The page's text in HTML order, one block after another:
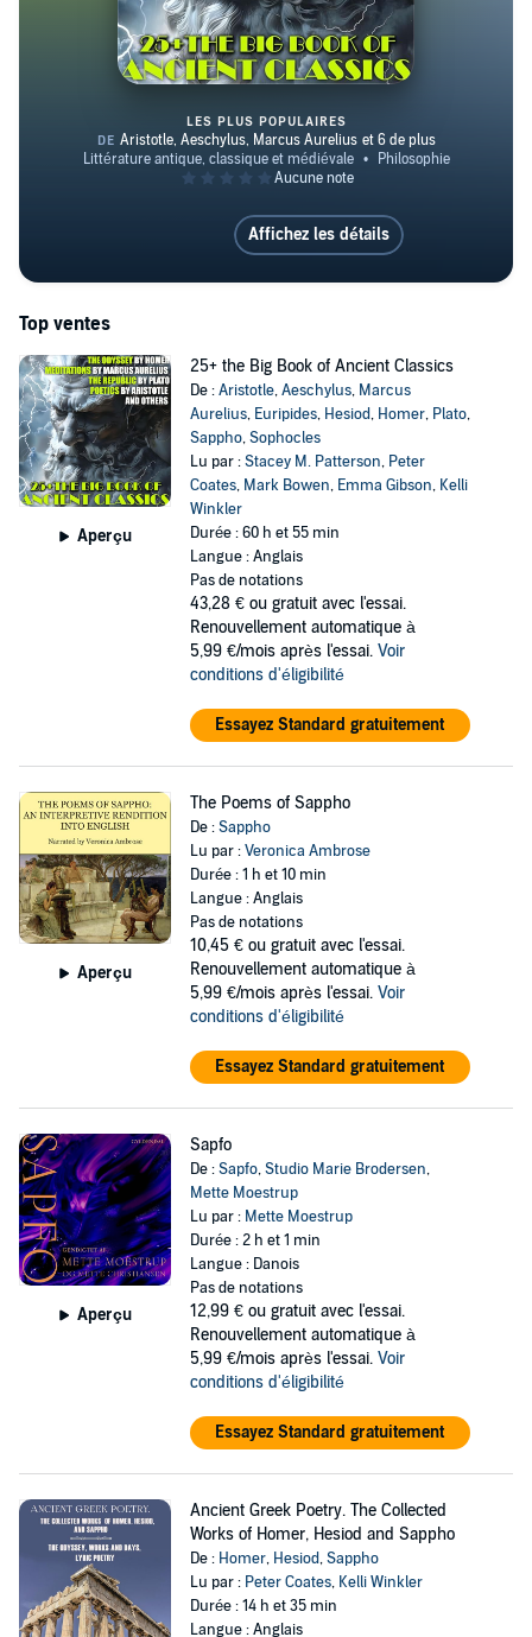
25+ the Big Book of Ancient
LES PLUS POPULAIRES
Affichez les détails
Top ventes
Aperçu
25+ the Big Book of Ancient Classics
De :Aristotle,Aeschylus, Marcus
Aurelius, Euripides, Hesiod, Homer, Plato,
Sappho,Sophocles
Lu par :Stacey M. Patterson, Peter
Coates, Mark Bowen, Emma Gibson, Kelli
Winkler
Durée : 60 h et 55 min
Langue : Anglais
Pas de notations
43,28 € ou gratuit avec l'essai.
Renouvellement automatique à
5,99 €/mois après l'essai. Voir
conditions d'éligibilité
Essayez Standard gratuitement
Aperçu
The Poems of Sappho
De :Sappho
Lu par :Veronica Ambrose
Durée : 1 h et 10 min
Langue : Anglais
Pas de notations
10,45 € ou gratuit avec l'essai.
Renouvellement automatique à
5,99 €/mois après l'essai. Voir
conditions d'éligibilité
Essayez Standard gratuitement
Aperçu
Sapfo
De :Sapfo,Studio Marie Brodersen,
Mette Moestrup
Lu par : Mette Moestrup
Durée : 2 h et 1 min
Langue : Danois
Pas de notations
12,99 € ou gratuit avec l'essai.
Renouvellement automatique à
5,99 €/mois après l'essai. Voir
conditions d'éligibilité
Essayez Standard gratuitement
Ancient Greek Poetry. The Collected
Works of Homer, Hesiod and Sappho
De : Homer, Hesiod,Sappho
Lu par : Peter Coates, Kelli Winkler
Durée : 14 h et 35 min
Langue : Anglais